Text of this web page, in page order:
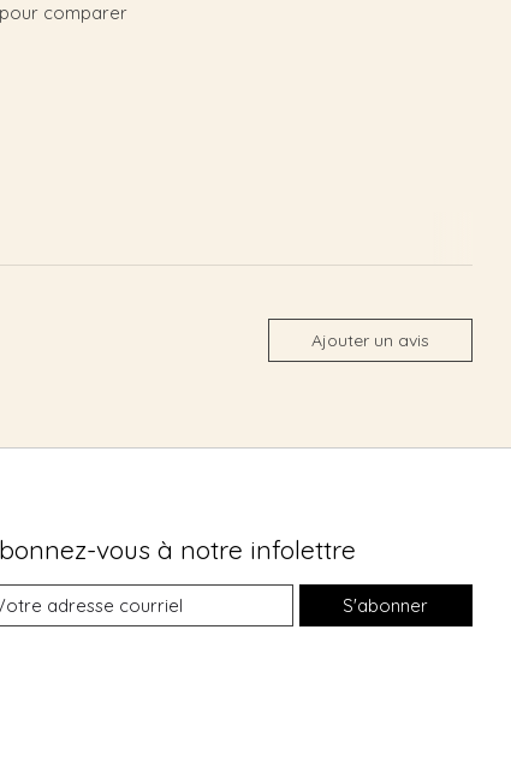
comparer
Ajouter un avis
vous à notre infolettre
S'abonner